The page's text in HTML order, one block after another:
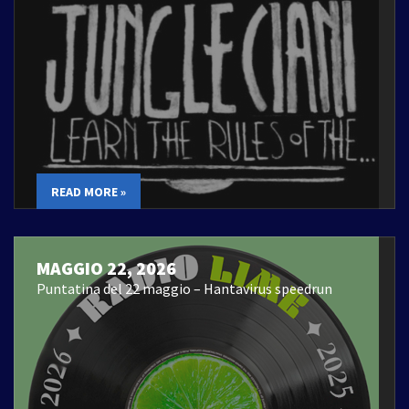
READ MORE »
MAGGIO 22, 2026
Puntatina del 22 maggio – Hantavirus speedrun